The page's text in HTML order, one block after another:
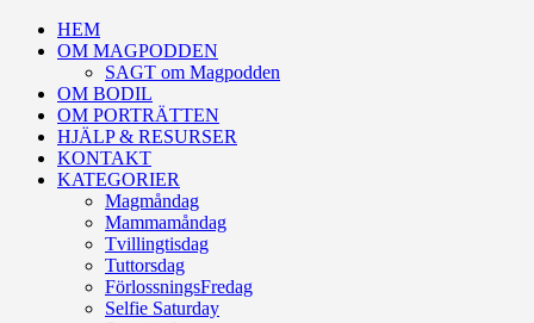
HEM
OM MAGPODDEN
SAGT om Magpodden
OM BODIL
OM PORTRÄTTEN
HJÄLP & RESURSER
KONTAKT
KATEGORIER
Magmåndag
Mammamåndag
Tvillingtisdag
Tuttorsdag
FörlossningsFredag
Selfie Saturday